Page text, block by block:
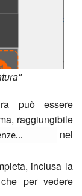
può essere
raggiungibile
nel
inclusa la
per vedere